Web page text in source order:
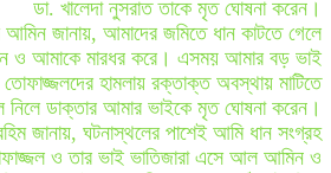
ডা. খালেদা নুসরাত তাকে মৃত ঘোষনা করেন।
জানায়, আমাদের জমিতে ধান কাটতে গেলে
ও আমাকে মারধর করে। এসময় আমার বড় ভাই
হামলায় রক্তাক্ত অবস্থায় মাটিতে
নিলে ডাক্তার আমার ভাইকে মৃত ঘোষনা করেন।
জানায়, ঘটনাস্থলের পাশেই আমি ধান সংগ্রহ
ও তার ভাই ভাতিজারা এসে আল আমিন ও